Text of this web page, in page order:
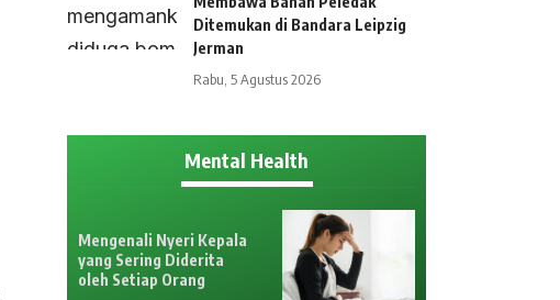
Ditemukan di Bandara Leipzig
Jerman
Rabu, 5 Agustus 2026
Mental Health
Mengenali Nyeri Kepala
yang Sering Diderita
oleh Setiap Orang